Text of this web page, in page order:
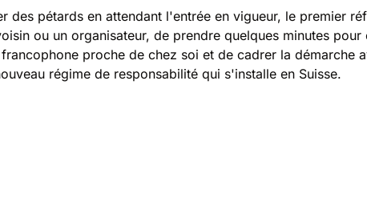
pétards en attendant l'entrée en vigueur, le premier
ou un organisateur, de prendre quelques minutes
proche de chez soi et de cadrer la démarche
régime de responsabilité qui s'installe en Suisse.